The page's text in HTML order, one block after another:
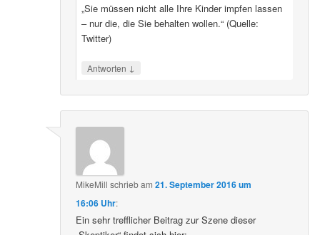
„Sie müssen nicht alle Ihre Kinder impfen lassen
– nur die, die Sie behalten wollen.“ (Quelle:
Twitter)
Antworten ↓
MikeMill schriebam21. September 2016 um
16:06 Uhr:
Ein sehr trefflicher Beitrag zur Szene dieser